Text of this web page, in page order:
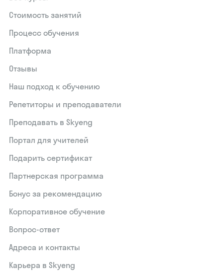
Стоимость занятий
Процесс обучения
Платформа
Отзывы
Наш подход к обучению
Репетиторы и преподаватели
Преподавать в Skyeng
Портал для учителей
Подарить сертификат
Партнерская программа
Бонус за рекомендацию
Корпоративное обучение
Вопрос-ответ
Адреса и контакты
Карьера в Skyeng